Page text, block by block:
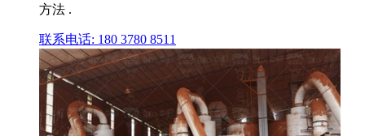
方法 .
联系电话: 180 3780 8511